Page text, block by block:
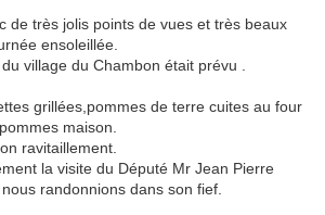
de très jolis points de vues et très beaux
ensoleillée.
village du Chambon était prévu .
grillées,pommes de terre cuites au four
maison.
ravitaillement.
la visite du Député Mr Jean Pierre
randonnions dans son fief.